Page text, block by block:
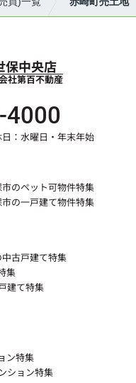
保中央店
社第百不動産
4000
：水曜日・年末年始
のペット可物件特集
の一戸建て物件特集
古戸建て特集
集
建て特集
ン特集
ション特集